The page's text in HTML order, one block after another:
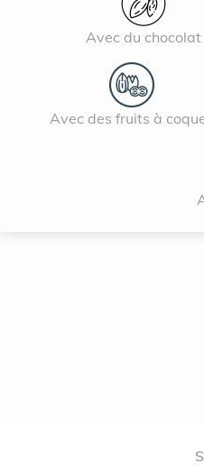
Avec du chocolat
Avec des fruits à